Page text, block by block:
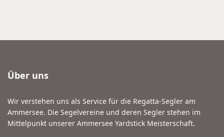
Über uns
Wir verstehen uns als Service für die Regatta-Segler am
Ammersee. Die Segelvereine und deren Segler stehen im
Mittelpunkt unserer Ammersee Yardstick Meisterschaft.